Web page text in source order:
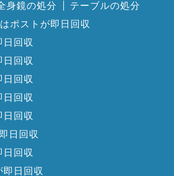
身鏡の処分
テーブルの処分
ポストが即日回収
回収
回収
日回収
回収
回収
日回収
回収
日回収